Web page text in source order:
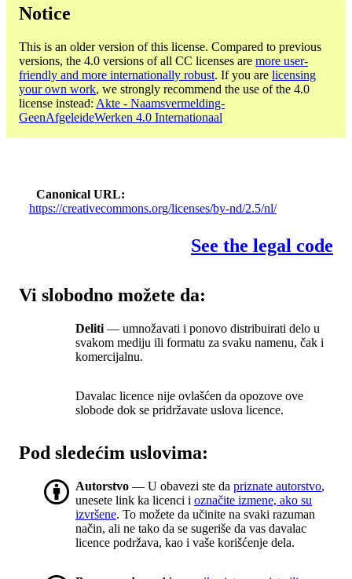
Notice
This is an older version of this license. Compared to previous
versions, the 4.0 versions of all CC licenses are more user-
friendly and more internationally robust. If you are licensing
your own work, we strongly recommend the use of the 4.0
license instead: Akte - Naamsvermelding-
GeenAfgeleideWerken 4.0 Internationaal
Canonical URL
https://creativecommons.org/licenses/by-nd/2.5/nl/
See the legal code
Vi slobodno možete da:
Deliti — umnožavati i ponovo distribuirati delo u
svakom mediju ili formatu za svaku namenu, čak i
komercijalnu.
Davalac licence nije ovlašćen da opozove ove
slobode dok se pridržavate uslova licence.
Pod sledećim uslovima:
Autorstvo — U obavezi ste da priznate autorstvo,
unesete link ka licenci i označite izmene, ako su
izvršene. To možete da učinite na svaki razuman
način, ali ne tako da se sugeriše da vas davalac
licence podržava, kao i vaše korišćenje dela.